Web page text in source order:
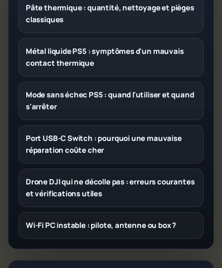
Pâte thermique : quantité, nettoyage et pièges
classiques
Métal liquide PS5 : symptômes d'un mauvais
contact thermique
Mode sans échec PS5 : quand l'utiliser et quand
s'arrêter
Port USB-C Switch : pourquoi une mauvaise
réparation coûte cher
Drone DJI qui ne décolle pas : erreurs courantes
et vérifications utiles
Wi-Fi PC instable : pilote, antenne ou box ?